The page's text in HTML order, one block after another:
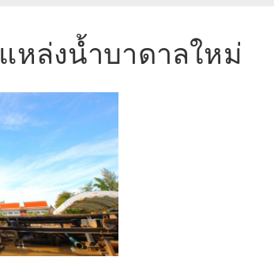
แหล่งน้ำบาดาลใหม่